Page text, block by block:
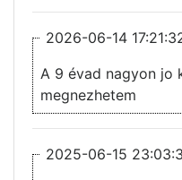
2026-06-14
A 9 évad nagyon jo
megnezhetem
2025-06-15